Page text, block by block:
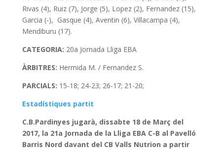
Rivas (4), Ruiz (7), Jorge (5), Lopez (2), Fernandez (15),
Garcia (-), Gasque (4), Aventin (6), Villacampa (4),
Mendiburu (17).
CATEGORIA: 20a Jornada Lliga EBA
ÀRBITRES: Hermida M. / Fernandez S.
PARCIALS: 15-18; 24-23; 26-17; 21-20;
Estadístiques partit
C.B.Pardinyes jugarà, dissabte 18 de Març del
2017, la 21a Jornada de la Lliga EBA C-B al Pavelló
Barris Nord davant del CB Valls Nutrion a partir